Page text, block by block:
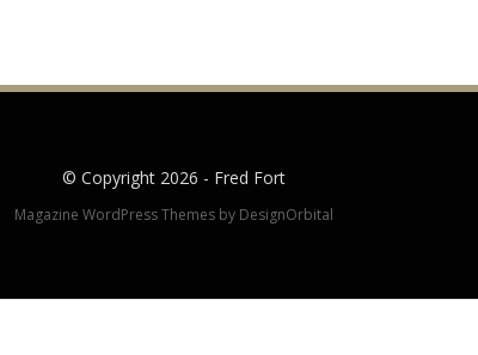
© Copyright 2026 - Fred Fort
Magazine WordPress Themesby DesignOrbital